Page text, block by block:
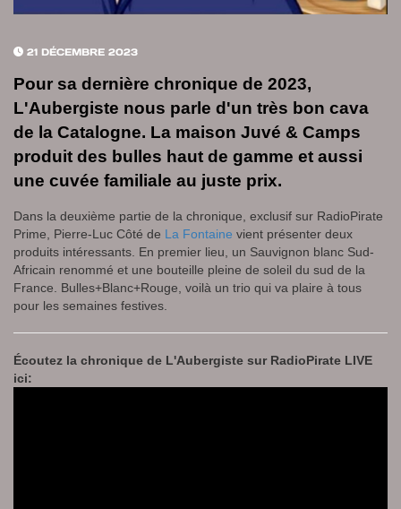
21 DÉCEMBRE 2023
Pour sa dernière chronique de 2023,
L'Aubergiste nous parle d'un très bon cava
de la Catalogne. La maison Juvé & Camps
produit des bulles haut de gamme et aussi
une cuvée familiale au juste prix.
Dans la deuxième partie de la chronique, exclusif sur RadioPirate
Prime, Pierre-Luc Côté de La Fontaine vient présenter deux
produits intéressants. En premier lieu, un Sauvignon blanc Sud-
Africain renommé et une bouteille pleine de soleil du sud de la
France. Bulles+Blanc+Rouge, voilà un trio qui va plaire à tous
pour les semaines festives.
Écoutez la chronique de L'Aubergiste sur RadioPirate LIVE
ici: